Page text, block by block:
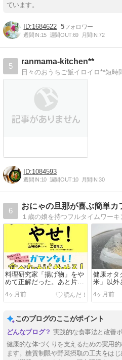
ています。
1684622 5
週間IN:15 週間OUT:69 月間IN:72
5
ranmama-kitchen**
1084593
週間IN:10 週間OUT:10 月間IN:30
6
おにゃの旦那が喜ぶ簡単カ
料理研究家「揚げ物」をや
めて正解だった。あと片付
けのストレスがなくなり、
1日15分の自分時間が増
4ヶ月前
健康オタ
米」以外
4ヶ月前
このブログのここがポイント
実践的な食事法と改善
健康的な体づくりを支えるための実用
ます。糖質制限や野菜摂取の工夫をは